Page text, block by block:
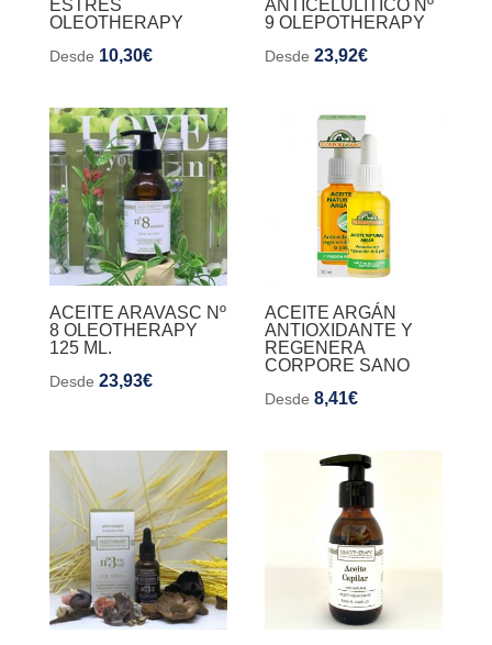
ESTRES
OLEOTHERAPY
Desde 10,30€
ANTICELULITICO Nº
9 OLEPOTHERAPY
Desde23,92€
ACEITE ARAVASC Nº
8 OLEOTHERAPY
125 ML.
Desde 23,93€
ACEITE ARGÁN
ANTIOXIDANTE Y
REGENERA
CORPORE SANO
Desde8,41€